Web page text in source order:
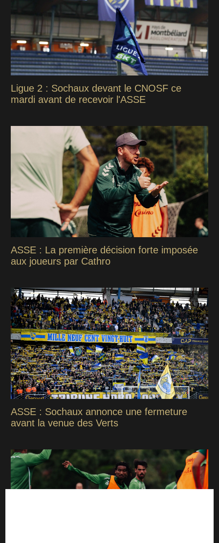
Ligue 2 : Sochaux devant le CNOSF ce
mardi avant de recevoir l'ASSE
ASSE : La première décision forte imposée
aux joueurs par Cathro
ASSE : Sochaux annonce une fermeture
avant la venue des Verts